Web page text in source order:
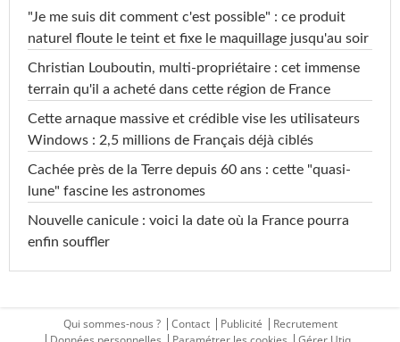
"Je me suis dit comment c'est possible" : ce produit
naturel floute le teint et fixe le maquillage jusqu'au soir
Christian Louboutin, multi-propriétaire : cet immense
terrain qu'il a acheté dans cette région de France
Cette arnaque massive et crédible vise les utilisateurs
Windows : 2,5 millions de Français déjà ciblés
Cachée près de la Terre depuis 60 ans : cette "quasi-
lune" fascine les astronomes
Nouvelle canicule : voici la date où la France pourra
enfin souffler
Qui sommes-nous ? Contact Publicité
Recrutement